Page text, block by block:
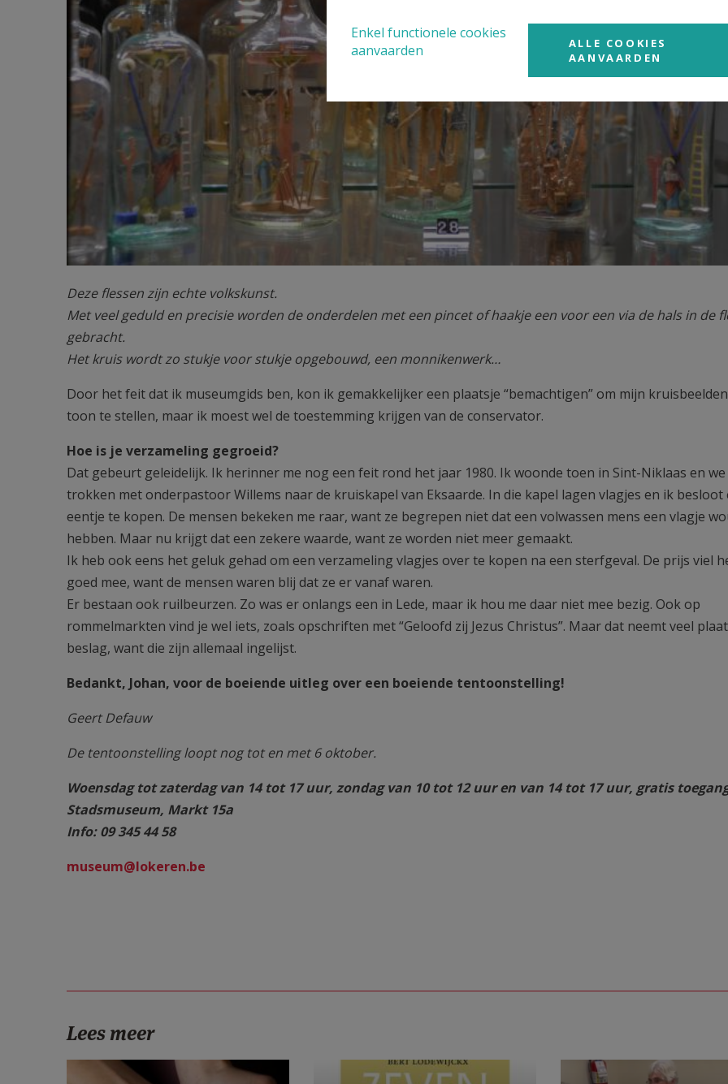
Deze flessen zijn echte volkskunst.
Met veel geduld en precisie worden de onderdelen met een pincet of haakje een voor een via de hals in de
gebracht.
Het kruis wordt zo stukje voor stukje opgebouwd, een monnikenwerk…
Door het feit dat ik museumgids ben, kon ik gemakkelijker een plaatsje “bemachtigen” om mijn
toon te stellen, maar ik moest wel de toestemming krijgen van de conservator.
Hoe is je verzameling gegroeid?
Dat gebeurt geleidelijk. Ik herinner me nog een feit rond het jaar 1980. Ik woonde toen in Sint-Niklaas en we
trokken met onderpastoor Willems naar de kruiskapel van Eksaarde. In die kapel lagen vlagjes en ik besloot
eentje te kopen. De mensen bekeken me raar, want ze begrepen niet dat een volwassen mens een vlagje
hebben. Maar nu krijgt dat een zekere waarde, want ze worden niet meer gemaakt.
Ik heb ook eens het geluk gehad om een verzameling vlagjes over te kopen na een sterfgeval. De prijs viel
goed mee, want de mensen waren blij dat ze er vanaf waren.
Er bestaan ook ruilbeurzen. Zo was er onlangs een in Lede, maar ik hou me daar niet mee bezig. Ook op
rommelmarkten vind je wel iets, zoals opschriften met “Geloofd zij Jezus Christus”. Maar dat neemt veel
beslag, want die zijn allemaal ingelijst.
Bedankt, Johan, voor de boeiende uitleg over een boeiende tentoonstelling!
Geert Defauw
De tentoonstelling loopt nog tot en met 6 oktober.
Woensdag tot zaterdag van 14 tot 17 uur, zondag van 10 tot 12 uur en van 14 tot 17 uur, gratis
Stadsmuseum, Markt 15a
Info: 09 345 44 58
museum@lokeren.be
Lees meer
Enkel functionele cookies
aanvaarden
ALLE COOKIES
AANVAARDEN